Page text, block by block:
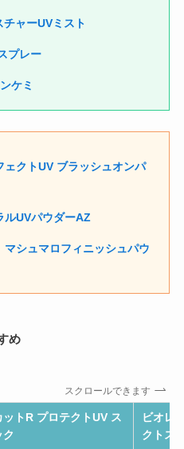
ャーUVミスト
プレー
ケミ
クトUV ブラッシュオンパ
ルUVパウダーAZ
シュマロフィニッシュパウ
め
スクロールできます
ットR プロテクトUV ス
ク
ビオレ
クトス